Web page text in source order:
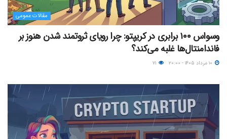
مقالات عمومی
وسواس ۱۰۰ برابری در کریپتو: چرا رویای ثروتمند شدن هنوز بر
فاندامنتال‌ها غلبه می‌کند؟